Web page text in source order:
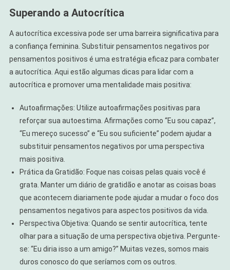
Superando a Autocrítica
A autocrítica excessiva pode ser uma barreira significativa para
a confiança feminina. Substituir pensamentos negativos por
pensamentos positivos é uma estratégia eficaz para combater
a autocrítica. Aqui estão algumas dicas para lidar com a
autocrítica e promover uma mentalidade mais positiva:
Autoafirmações: Utilize autoafirmações positivas para
reforçar sua autoestima. Afirmações como “Eu sou capaz”,
“Eu mereço sucesso” e “Eu sou suficiente” podem ajudar a
substituir pensamentos negativos por uma perspectiva
mais positiva.
Prática da Gratidão: Foque nas coisas pelas quais você é
grata. Manter um diário de gratidão e anotar as coisas boas
que acontecem diariamente pode ajudar a mudar o foco dos
pensamentos negativos para aspectos positivos da vida.
Perspectiva Objetiva: Quando se sentir autocrítica, tente
olhar para a situação de uma perspectiva objetiva. Pergunte-
se: “Eu diria isso a um amigo?” Muitas vezes, somos mais
duros conosco do que seríamos com os outros.